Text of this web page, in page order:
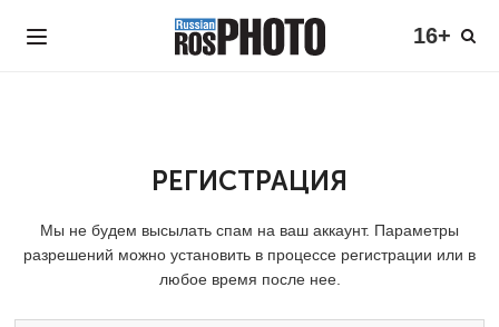
16+
РЕГИСТРАЦИЯ
Мы не будем высылать спам на ваш аккаунт. Параметры
разрешений можно установить в процессе регистрации или в
любое время после нее.